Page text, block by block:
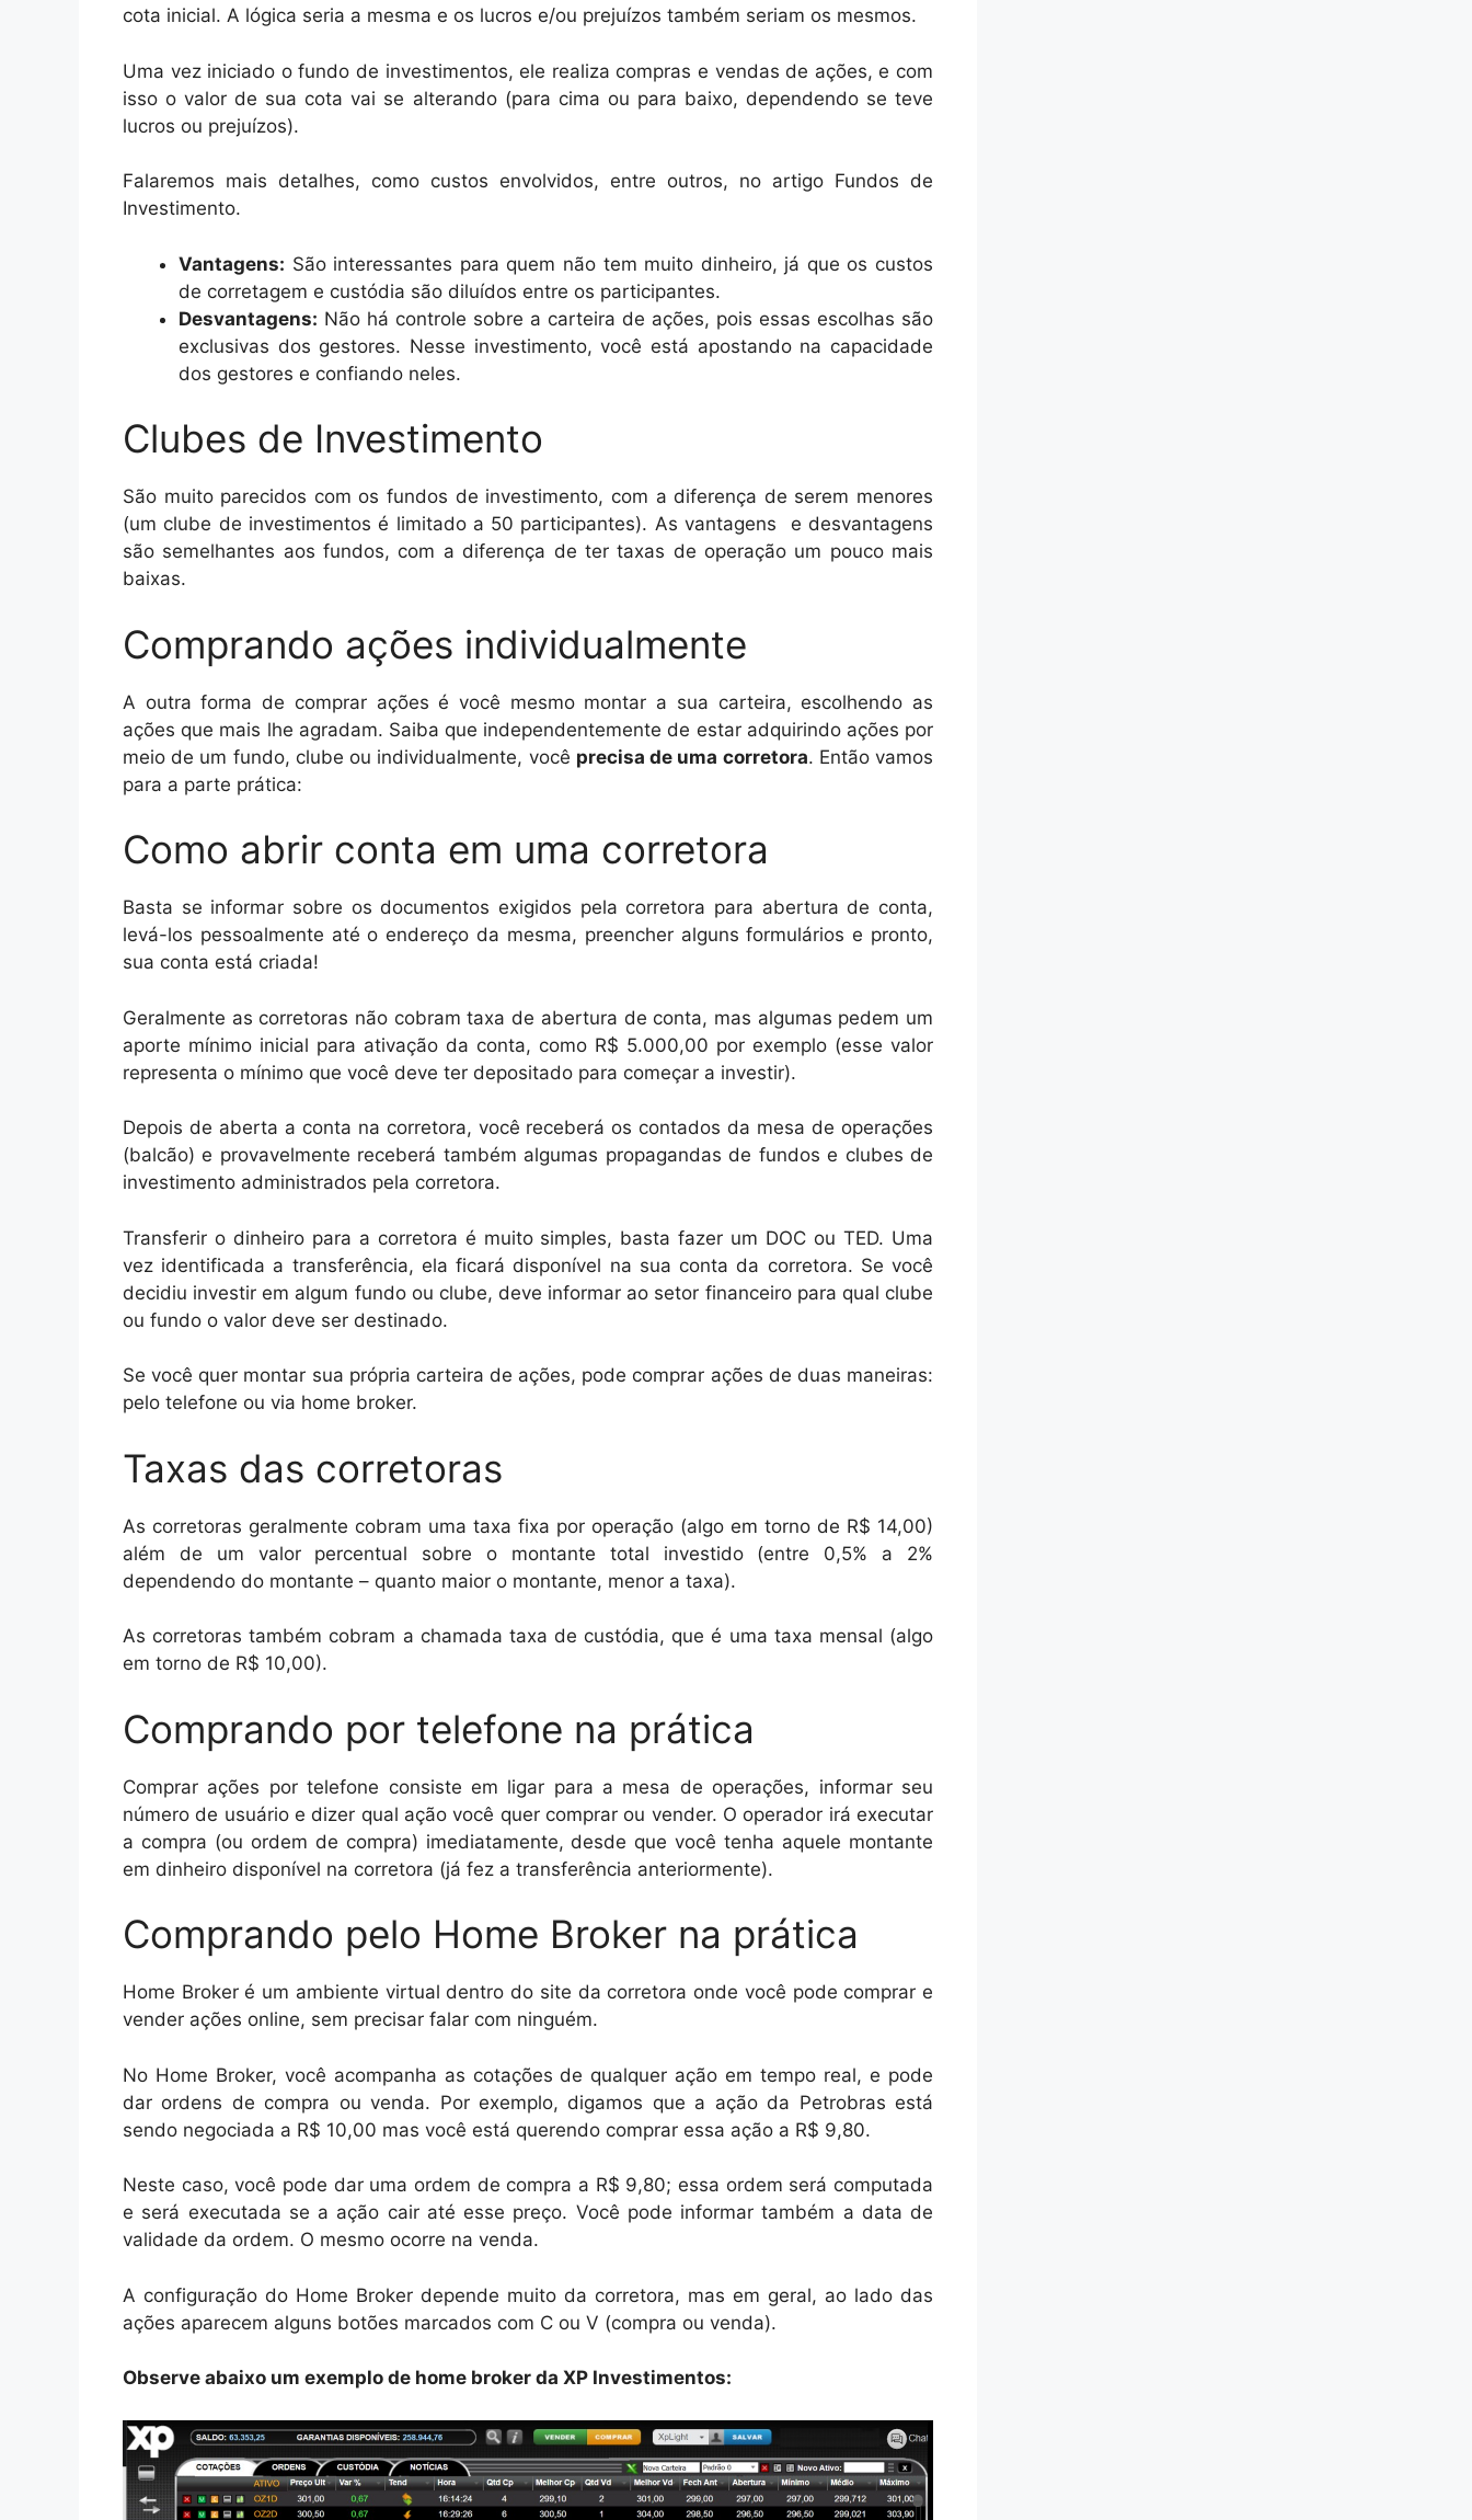
cota inicial. A lógica seria a mesma e os lucros e/ou prejuízos também seriam os mesmos.
Uma vez iniciado o fundo de investimentos, ele realiza compras e vendas de ações, e com
isso o valor de sua cota vai se alterando (para cima ou para baixo, dependendo se teve
lucros ou prejuízos).
Falaremos mais detalhes, como custos envolvidos, entre outros, no artigo Fundos de
Investimento.
Vantagens: São interessantes para quem não tem muito dinheiro, já que os custos
de corretagem e custódia são diluídos entre os participantes.
Desvantagens: Não há controle sobre a carteira de ações, pois essas escolhas são
exclusivas dos gestores. Nesse investimento, você está apostando na capacidade
dos gestores e confiando neles.
Clubes de Investimento
São muito parecidos com os fundos de investimento, com a diferença de serem menores
(um clube de investimentos é limitado a 50 participantes). As vantagens e desvantagens
são semelhantes aos fundos, com a diferença de ter taxas de operação um pouco mais
baixas.
Comprando ações individualmente
A outra forma de comprar ações é você mesmo montar a sua carteira, escolhendo as
ações que mais lhe agradam. Saiba que independentemente de estar adquirindo ações por
meio de um fundo, clube ou individualmente, você precisa de uma corretora. Então vamos
para a parte prática:
Como abrir conta em uma corretora
Basta se informar sobre os documentos exigidos pela corretora para abertura de conta,
levá-los pessoalmente até o endereço da mesma, preencher alguns formulários e pronto,
sua conta está criada!
Geralmente as corretoras não cobram taxa de abertura de conta, mas algumas pedem um
aporte mínimo inicial para ativação da conta, como R$ 5.000,00 por exemplo (esse valor
representa o mínimo que você deve ter depositado para começar a investir).
Depois de aberta a conta na corretora, você receberá os contados da mesa de operações
(balcão) e provavelmente receberá também algumas propagandas de fundos e clubes de
investimento administrados pela corretora.
Transferir o dinheiro para a corretora é muito simples, basta fazer um DOC ou TED. Uma
vez identificada a transferência, ela ficará disponível na sua conta da corretora. Se você
decidiu investir em algum fundo ou clube, deve informar ao setor financeiro para qual clube
ou fundo o valor deve ser destinado.
Se você quer montar sua própria carteira de ações, pode comprar ações de duas maneiras:
pelo telefone ou via home broker.
Taxas das corretoras
As corretoras geralmente cobram uma taxa fixa por operação (algo em torno de R$ 14,00)
além de um valor percentual sobre o montante total investido (entre 0,5% a 2%
dependendo do montante – quanto maior o montante, menor a taxa).
As corretoras também cobram a chamada taxa de custódia, que é uma taxa mensal (algo
em torno de R$ 10,00).
Comprando por telefone na prática
Comprar ações por telefone consiste em ligar para a mesa de operações, informar seu
número de usuário e dizer qual ação você quer comprar ou vender. O operador irá executar
a compra (ou ordem de compra) imediatamente, desde que você tenha aquele montante
em dinheiro disponível na corretora (já fez a transferência anteriormente).
Comprando pelo Home Broker na prática
Home Broker é um ambiente virtual dentro do site da corretora onde você pode comprar e
vender ações online, sem precisar falar com ninguém.
No Home Broker, você acompanha as cotações de qualquer ação em tempo real, e pode
dar ordens de compra ou venda. Por exemplo, digamos que a ação da Petrobras está
sendo negociada a R$ 10,00 mas você está querendo comprar essa ação a R$ 9,80.
Neste caso, você pode dar uma ordem de compra a R$ 9,80; essa ordem será computada
e será executada se a ação cair até esse preço. Você pode informar também a data de
validade da ordem. O mesmo ocorre na venda.
A configuração do Home Broker depende muito da corretora, mas em geral, ao lado das
ações aparecem alguns botões marcados com C ou V (compra ou venda).
Observe abaixo um exemplo de home broker da XP Investimentos: